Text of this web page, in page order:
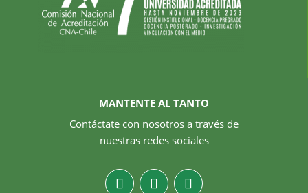
MANTENTE AL TANTO
Contáctate con nosotros a través de
nuestras redes sociales